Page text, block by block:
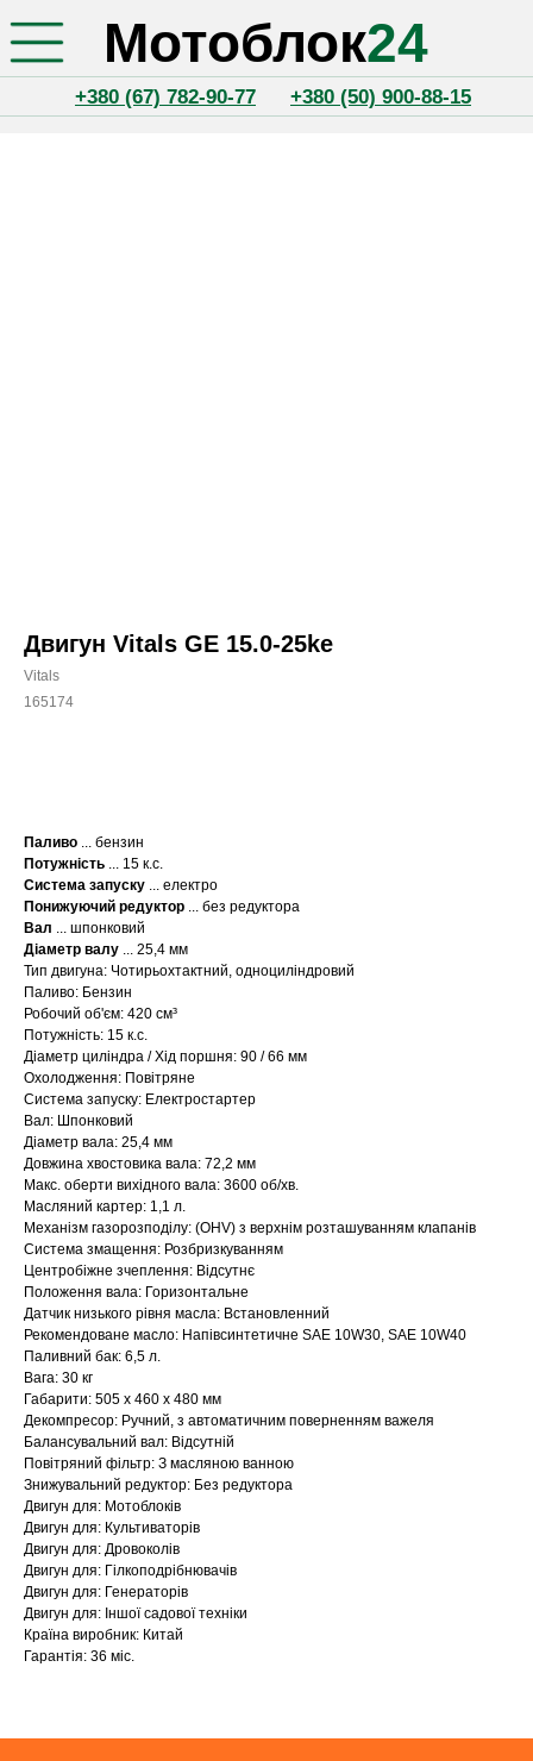
Мотоблок24
Двигун Vitals GE 15.0-25ke
Vitals
165174
Паливо ... бензин
Потужність ... 15 к.с.
Система запуску ... електро
Понижуючий редуктор ... без редуктора
Вал ... шпонковий
Діаметр валу ... 25,4 мм
Тип двигуна: Чотирьохтактний, одноциліндровий
Паливо: Бензин
Робочий об'єм: 420 см³
Потужність: 15 к.с.
Діаметр циліндра / Хід поршня: 90 / 66 мм
Охолодження: Повітряне
Система запуску: Електростартер
Вал: Шпонковий
Діаметр вала: 25,4 мм
Довжина хвостовика вала: 72,2 мм
Макс. оберти вихідного вала: 3600 об/хв.
Масляний картер: 1,1 л.
Механізм газорозподілу: (OHV) з верхнім розташуванням клапанів
Система змащення: Розбризкуванням
Центробіжне зчеплення: Відсутнє
Положення вала: Горизонтальне
Датчик низького рівня масла: Встановленний
Рекомендоване масло: Напівсинтетичне SAE 10W30, SAE 10W40
Паливний бак: 6,5 л.
Вага: 30 кг
Габарити: 505 x 460 x 480 мм
Декомпресор: Ручний, з автоматичним поверненням важеля
Балансувальний вал: Відсутній
Повітряний фільтр: З масляною ванною
Знижувальний редуктор: Без редуктора
Двигун для: Мотоблоків
Двигун для: Культиваторів
Двигун для: Дровоколів
Двигун для: Гілкоподрібнювачів
Двигун для: Генераторів
Двигун для: Іншої садової техніки
Країна виробник: Китай
Гарантія: 36 міс.